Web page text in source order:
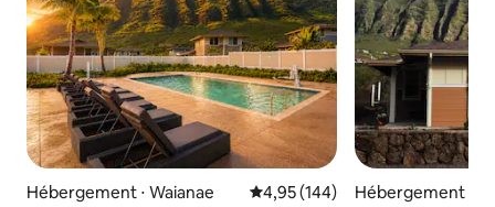
Hébergement ⋅ Waianae Évaluation moyenne sur la
4,95 (144)
Hébergement ⋅